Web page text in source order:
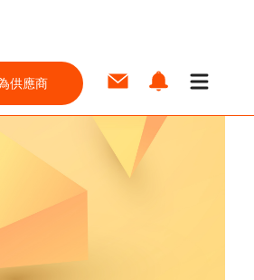
供應商